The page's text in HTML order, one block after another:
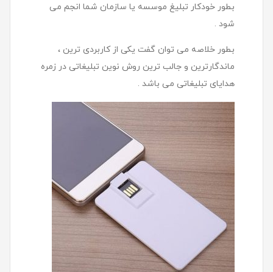
بطور خودکار تبلیغ موسسه یا سازمان شما انجم می
شود .
بطور خلاصه می توان گفت یکی از کاربردی ترین ،
ماندگارترین و جالب ترین روش نوین تبلیغاتی در زمره
هدایای تبلیغاتی می باشد .